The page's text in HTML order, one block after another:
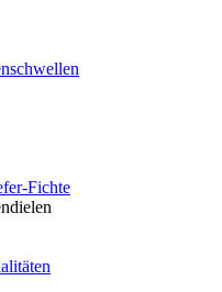
Fichte